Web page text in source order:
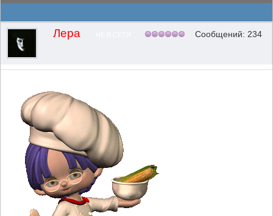
Лера Сообщений: 234